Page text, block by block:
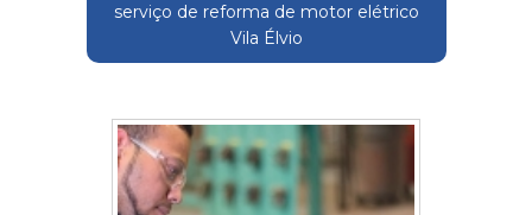
serviço de reforma de motor elétrico
Vila Élvio